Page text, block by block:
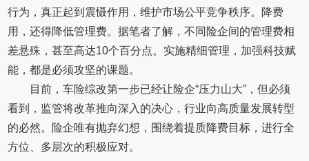
行为，真正起到震慑作用，维护市场公平竞争秩序。降费
用，还得降低管理费。据笔者了解，不同险企间的管理费相
差悬殊，甚至高达10个百分点。实施精细管理，加强科技赋
能，都是必须攻坚的课题。
目前，车险综改第一步已经让险企“压力山大”，但必须
看到，监管将改革推向深入的决心，行业向高质量发展转型
的必然。险企唯有抛弃幻想，围绕着提质降费目标，进行全
方位、多层次的积极应对。